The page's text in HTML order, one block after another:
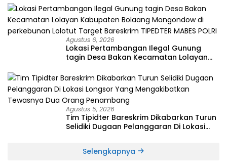
Agustus 6, 2026
Lokasi Pertambangan Ilegal Gunung
tagin Desa Bakan Kecamatan Lolayan
perkebunan Lolotut Target Bareskrim
TIPEDTER MABES POLRI
Agustus 5, 2026
Tim Tipidter Bareskrim Dikabarkan Turun
Selidiki Dugaan Pelanggaran Di Lokasi
Selengkapnya